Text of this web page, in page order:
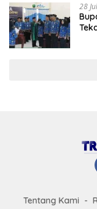
28
Tentang Kami